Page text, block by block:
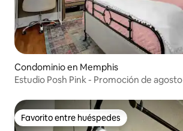
Condominio en Memphis
Estudio Posh Pink - Promoción de agosto
Favorito entre huéspedes
Favorito entre huéspedes